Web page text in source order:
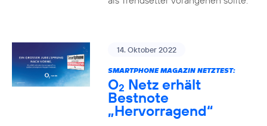
14. Oktober 2022
SMARTPHONE MAGAZIN NETZTEST:
O2 Netz erhält
Bestnote
„Hervorragend“